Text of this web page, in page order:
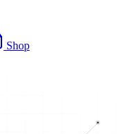
Shop